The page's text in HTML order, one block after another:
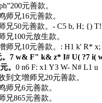
元善款。
师兄16元善款。
兄50元善款。 - C5 b, H; {)
兄100元放生款。
师兄10元善款。 : H1 k' R*
7 w& F" k& z* I# U( ?7 i(
。 0 n6 F: x1 Y3 W- N# L1 u
到文增师兄20元善款。
师兄6元善款。
兄865元善款。